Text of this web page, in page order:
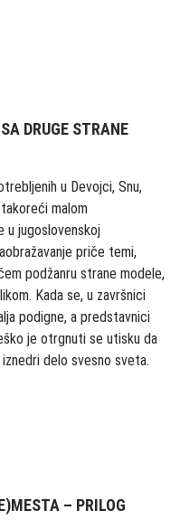
DRUGE STRANE
u Devojci, Snu,
malom
u jugoslovenskoj
priče temi,
podžanru strane modele,
Kada se, u završnici
podigne, a predstavnici
je otrgnuti se utisku da
delo svesno sveta.
– PRILOG